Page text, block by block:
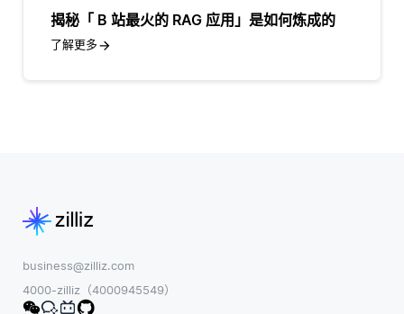
揭秘「 B 站最火的 RAG 应用」是如何炼成的
了解更多
business@zilliz.com
4000-zilliz（4000945549）